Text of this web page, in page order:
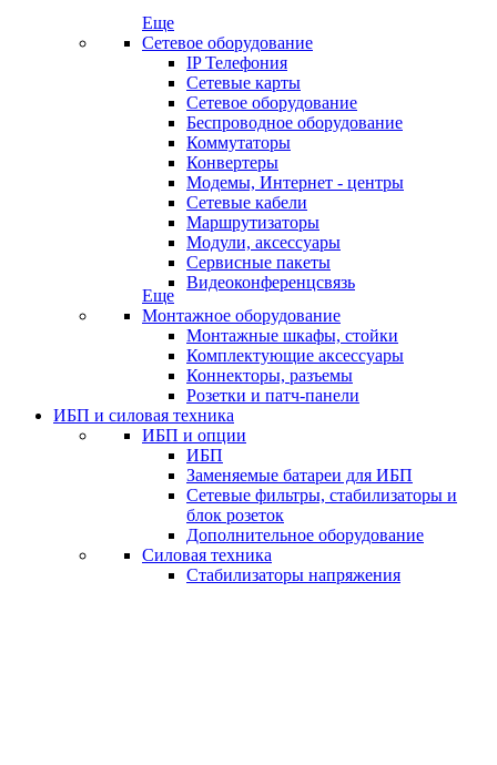
Еще
Сетевое оборудование
IP Телефония
Сетевые карты
Сетевое оборудование
Беспроводное оборудование
Коммутаторы
Конвертеры
Модемы, Интернет - центры
Сетевые кабели
Маршрутизаторы
Модули, аксессуары
Сервисные пакеты
Видеоконференцсвязь
Еще
Монтажное оборудование
Монтажные шкафы, стойки
Комплектующие аксессуары
Коннекторы, разъемы
Розетки и патч-панели
ИБП и силовая техника
ИБП и опции
ИБП
Заменяемые батареи для ИБП
Сетевые фильтры, стабилизаторы и
блок розеток
Дополнительное оборудование
Силовая техника
Стабилизаторы напряжения